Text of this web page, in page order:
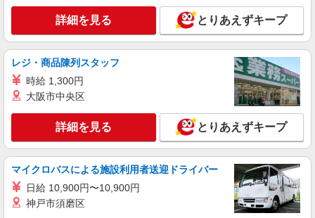
株式会社kotrio /●KT-H-2091855
摂津富田駅｜人気のデスクワーク◆医療事務
◆20〜40代女性活躍中
時給1300円〜≪交通費全額支給(ガソリン代含
む)/日払い有/経験者優遇≫
キープ 詳細を見る
株式会社スタッフサービス・メディカル 北摂医療オフィス（お仕事
No.I10429491）
医療事務
詳細を見る とりあえずキープ
レジ・商品陳列スタッフ
時給 1,300円
大阪市中央区
詳細を見る とりあえずキープ
マイクロバスによる施設利用者送迎ドライバー
日給 10,900円〜10,900円
神戸市須磨区